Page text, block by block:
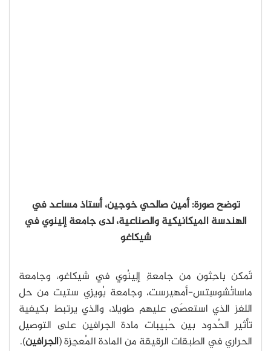
توضح صورة: أمين صالحي خوجين، أستاذ مساعد في
الهندسة الميكانيكية والصناعية، لدى جامعة إلينوي في
شيكاغو
تَمكن باحِثون من جامعةِ إلِينُوي في شيكاغو، وجامعة
ماساتُشوسِتس-أمهيرست، وجامعة بُويزي ستيت من حل
اللغز الذي استعصَى عليهم طويلا، والذي يرتبط بكيفية
تأثير الحُدود بين حُبيبات مادة الجرافين على التوصيل
الحراري في الطبقات الرقيقة من المادة المُعجِزة (الجرافين).